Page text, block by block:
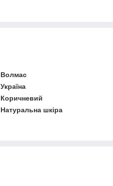
Волмас
Україна
Коричневий
Натуральна шкіра